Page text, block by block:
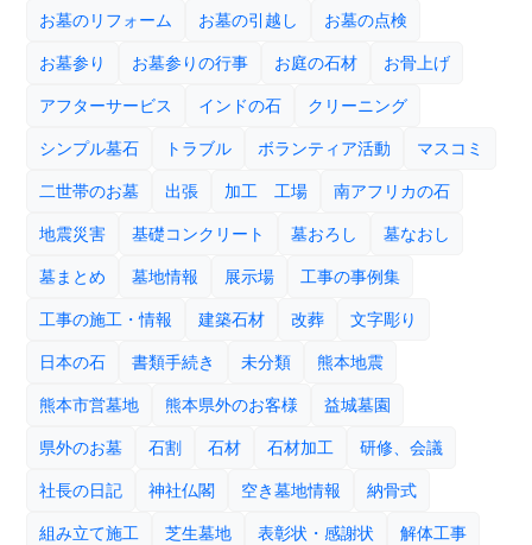
お墓のリフォーム お墓の引越し お墓の点検
お墓参り お墓参りの行事 お庭の石材 お骨上げ
アフターサービス インドの石 クリーニング
シンプル墓石 トラブル ボランティア活動 マスコミ
二世帯のお墓 出張 加工 工場 南アフリカの石
地震災害 基礎コンクリート 墓おろし 墓なおし
墓まとめ 墓地情報 展示場 工事の事例集
工事の施工・情報 建築石材 改葬 文字彫り
日本の石 書類手続き 未分類 熊本地震
熊本市営墓地 熊本県外のお客様 益城墓園
県外のお墓 石割 石材 石材加工 研修、会議
社長の日記 神社仏閣 空き墓地情報 納骨式
組み立て施工 芝生墓地 表彰状・感謝状 解体工事